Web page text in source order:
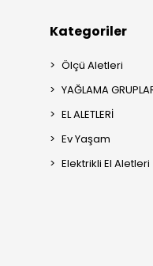
Kategoriler
Ölçü Aletleri
YAĞLAMA
EL ALETLERİ
Ev Yaşam
Elektrikli El Aletleri